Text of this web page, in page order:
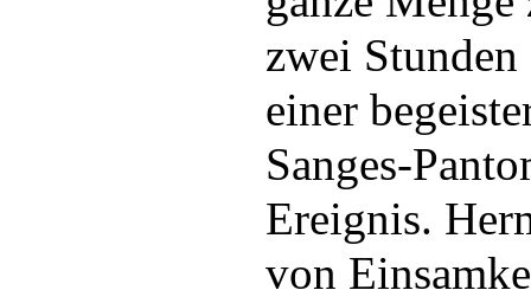
zwei
einer
Sanges-
Ereignis.
von